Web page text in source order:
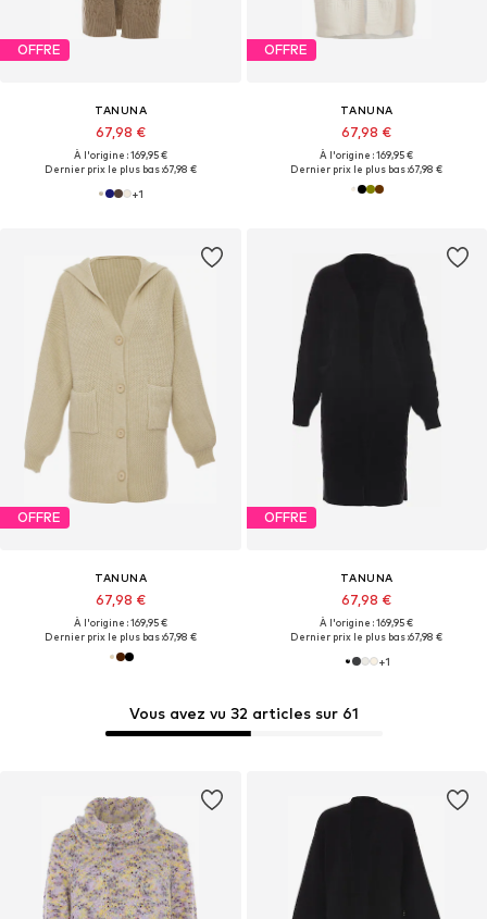
Vous avez vu 32 articles sur 61
OFFRE
TANUNA
67,98 €
À l'origine : 169,95 €
Dernier prix le plus bas :67,98 €
+1
OFFRE
TANUNA
67,98 €
À l'origine : 169,95 €
Dernier prix le plus bas :67,98 €
OFFRE
TANUNA
67,98 €
À l'origine : 169,95 €
Dernier prix le plus bas :67,98 €
OFFRE
TANUNA
67,98 €
À l'origine : 169,95 €
Dernier prix le plus bas :67,98 €
+1